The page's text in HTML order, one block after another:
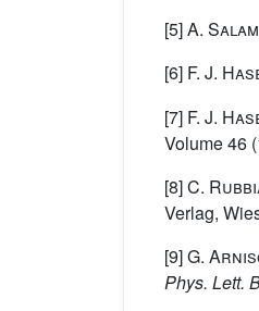
[5]A. Salam
[6] F. J.
[7] F. J.
Volume 46
[8]C.
Verlag,
[9]G.
Phys. Lett.